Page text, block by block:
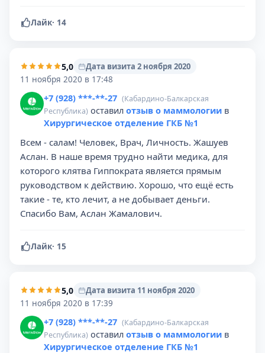
Лайк· 14
5,0
Дата визита 2 ноября 2020
11 ноября 2020 в 17:48
+7 (928) ***-**-27 (Кабардино-Балкарская
Республика) оставил отзыв о маммологии в
Хирургическое отделение ГКБ №1
Всем - салам! Человек, Врач, Личность. Жашуев
Аслан. В наше время трудно найти медика, для
которого клятва Гиппократа является прямым
руководством к действию. Хорошо, что ещё есть
такие - те, кто лечит, а не добывает деньги.
Спасибо Вам, Аслан Жамалович.
Лайк· 15
5,0
Дата визита 11 ноября 2020
11 ноября 2020 в 17:39
+7 (928) ***-**-27 (Кабардино-Балкарская
Республика) оставил отзыв о маммологии в
Хирургическое отделение ГКБ №1